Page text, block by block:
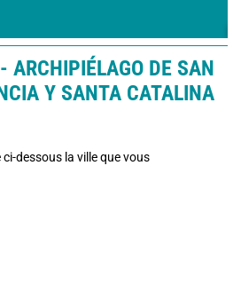
ARCHIPIÉLAGO DE SAN
Y SANTA CATALINA
dessous la ville que vous